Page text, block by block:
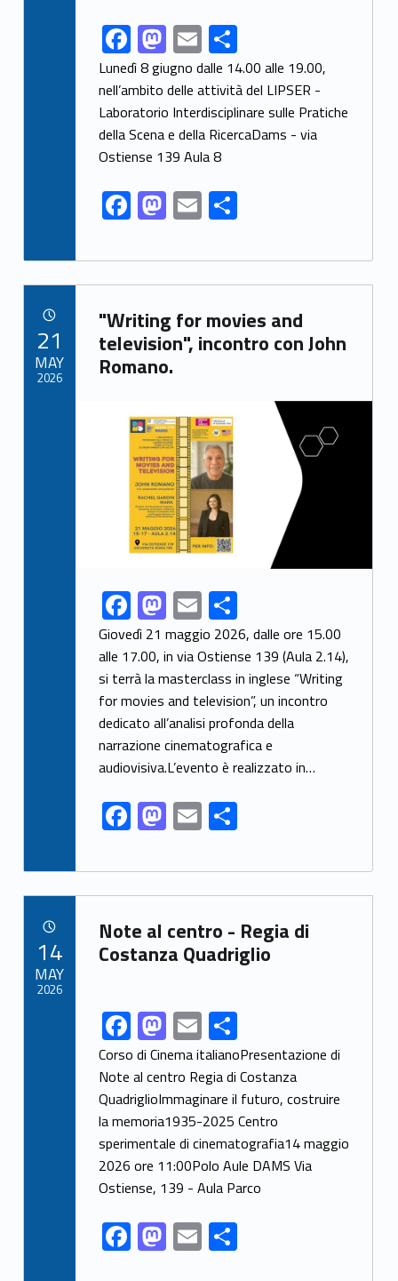
Link identifier share facebook archive #share-link-archive-24154F
ac
e
b
o
o
k
M
as
to
d
o
n
E
m
ai
l
S
h
ar
e
Lunedì 8 giugno dalle 14.00 alle 19.00,
nell’ambito delle attività del LIPSER -
Laboratorio Interdisciplinare sulle Pratiche
della Scena e della RicercaDams - via
Ostiense 139 Aula 8
F
ac
e
b
o
o
k
M
as
to
d
o
n
E
m
ai
l
S
ar
e
Link identifier archive #link-archive-68097
"Writing for movies and
television", incontro con John
Romano.
Link identifier share facebook archive #share-link-archive-64325F
ac
e
b
o
o
k
M
as
to
d
o
n
E
m
ai
l
S
h
ar
e
Giovedì 21 maggio 2026, dalle ore 15.00
alle 17.00, in via Ostiense 139 (Aula 2.14),
si terrà la masterclass in inglese “Writing
for movies and television”, un incontro
dedicato all’analisi profonda della
narrazione cinematografica e
audiovisiva.L’evento è realizzato in…
F
ac
e
b
o
o
M
as
to
d
o
n
E
m
ai
l
S
ar
e
21
MAY
2026
Link identifier archive #link-archive-7081
Note al centro - Regia di
Costanza Quadriglio
Link identifier share facebook archive #share-link-archive-93252F
ac
e
b
o
o
k
M
as
to
d
o
n
E
m
ai
l
S
h
ar
e
Corso di Cinema italianoPresentazione di
Note al centro Regia di Costanza
QuadriglioImmaginare il futuro, costruire
la memoria1935-2025 Centro
sperimentale di cinematografia14 maggio
2026 ore 11:00Polo Aule DAMS Via
Ostiense, 139 - Aula Parco
F
ac
M
as
E
m
S
14
MAY
2026